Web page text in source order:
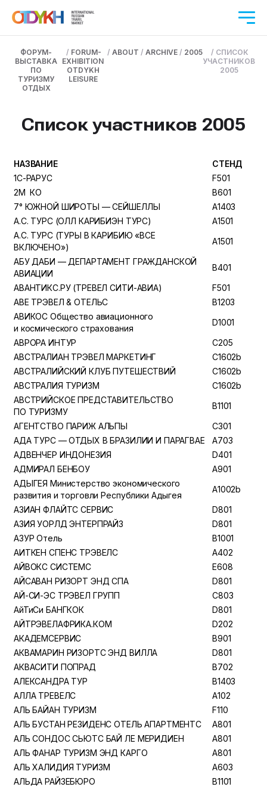
ФОРУМ-
ВЫСТАВКА
ПО
ТУРИЗМУ
ОТДЫХ
/ FORUM-
EXHIBITION
OTDYKH
LEISURE
/ ABOUT / ARCHIVE / 2005 / СПИСОК
УЧАСТНИКОВ
2005
Список участников 2005
НАЗВАНИЕ
СТЕНД
1С-РАРУС
F501
2М ­ КО
B601
7° ЮЖНОЙ ШИРОТЫ — СЕЙШЕЛЛЫ
A1403
А.С. ТУРС (ОЛЛ КАРИБИЭН ТУРС)
A1501
А.С. ТУРС (ТУРЫ В КАРИБИЮ «ВСЕ
ВКЛЮЧЕНО»)
A1501
АБУ ДАБИ — ДЕПАРТАМЕНТ ГРАЖДАНСКОЙ
АВИАЦИИ
B401
АВАНТИКС.РУ (ТРЕВЕЛ СИТИ-АВИА)
F501
АВЕ ТРЭВЕЛ & ОТЕЛЬС
B1203
АВИКОС Общество авиационного
и космического страхования
D1001
АВРОРА ИНТУР
C205
АВСТРАЛИАН ТРЭВЕЛ МАРКЕТИНГ
C1602b
АВСТРАЛИЙСКИЙ КЛУБ ПУТЕШЕСТВИЙ
C1602b
АВСТРАЛИЯ ТУРИЗМ
C1602b
АВСТРИЙСКОЕ ПРЕДСТАВИТЕЛЬСТВО
ПО ТУРИЗМУ
B1101
АГЕНТСТВО ПАРИЖ АЛЬПЫ
C301
АДА ТУРС — ОТДЫХ В БРАЗИЛИИ И ПАРАГВАЕ
A703
АДВЕНЧЕР ИНДОНЕЗИЯ
D401
АДМИРАЛ БЕНБОУ
A901
АДЫГЕЯ Министерство экономического
развития и торговли Республики Адыгея
A1002b
АЗИАН ФЛАЙТС СЕРВИС
D801
АЗИЯ УОРЛД ЭНТЕРПРАЙЗ
D801
АЗУР Отель
B1001
АИТКЕН СПЕНС ТРЭВЕЛС
A402
АЙВОКС СИСТЕМС
E608
АЙСАВАН РИЗОРТ ЭНД СПА
D801
АЙ-СИ-ЭС ТРЭВЕЛ ГРУПП
C803
АйТиСи БАНГКОК
D801
АЙТРЭВЕЛАФРИКА.КОМ
D202
АКАДЕМСЕРВИС
B901
АКВАМАРИН РИЗОРТС ЭНД ВИЛЛА
D801
АКВАСИТИ ПОПРАД
B702
АЛЕКСАНДРА ТУР
B1403
АЛЛА ТРЕВЕЛС
A102
АЛЬ БАЙАН ТУРИЗМ
F110
АЛЬ БУСТАН РЕЗИДЕНС ОТЕЛЬ АПАРТМЕНТС
A801
АЛЬ СОНДОС СЬЮТС БАЙ ЛЕ МЕРИДИЕН
A801
АЛЬ ФАНАР ТУРИЗМ ЭНД КАРГО
A801
АЛЬ ХАЛИДИЯ ТУРИЗМ
A603
АЛЬДА РАЙЗЕБЮРО
B1101